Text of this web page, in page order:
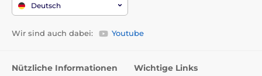
Deutsch
Wir sind auch dabei: Youtube
Nützliche Informationen Wichtige Links